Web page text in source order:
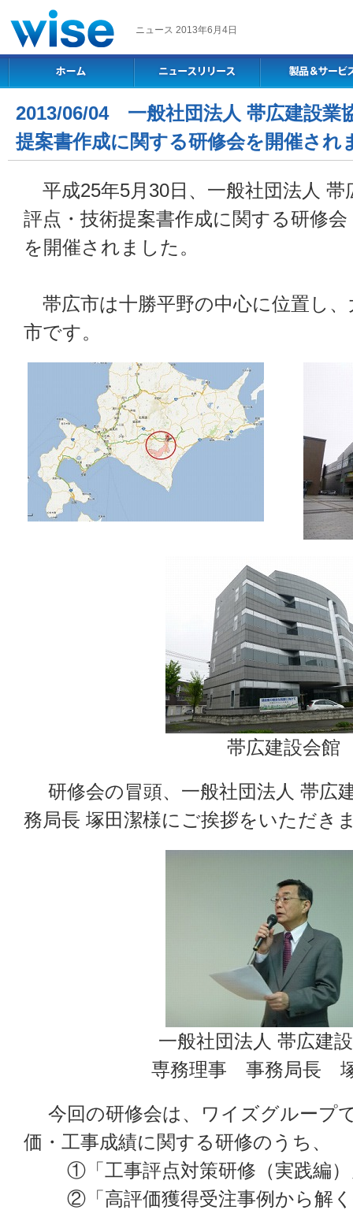
ニュース 2013年6月4日
2013/06/04 一般社団法人 帯広建設業
提案書作成に関する研修会を開催され
平成25年5月30日、一般社団法人 帯
評点・技術提案書作成に関する研修会
を開催されました。
帯広市は十勝平野の中心に位置し
市です。
帯広建設会館
研修会の冒頭、一般社団法人 帯広
務局長 塚田潔様にご挨拶をいただき
一般社団法人 帯広建
専務理事 事務局長
今回の研修会は、ワイズグループ
価・工事成績に関する研修のうち、
①「工事評点対策研修（実践編）
②「高評価獲得受注事例から解く